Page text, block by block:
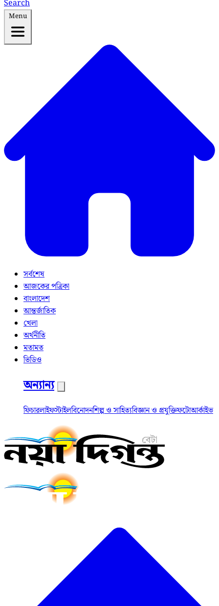
Search
Menu
সর্বশেষ
আজকের পত্রিকা
বাংলাদেশ
আন্তর্জাতিক
খেলা
অর্থনীতি
মতামত
ভিডিও
অন্যান্য
ফিচারলাইফস্টাইলবিনোদনশিল্প ও সাহিত্যবিজ্ঞান ও প্রযুক্তিফটোআর্কাইভ